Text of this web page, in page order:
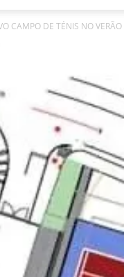
CAMPO DE TÉNIS NO